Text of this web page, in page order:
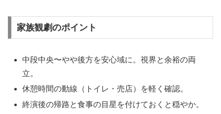
家族観劇のポイント
中段中央〜やや後方を安心域に。視界と余裕の両
立。
休憩時間の動線（トイレ・売店）を軽く確認。
終演後の帰路と食事の目星を付けておくと穏やか。